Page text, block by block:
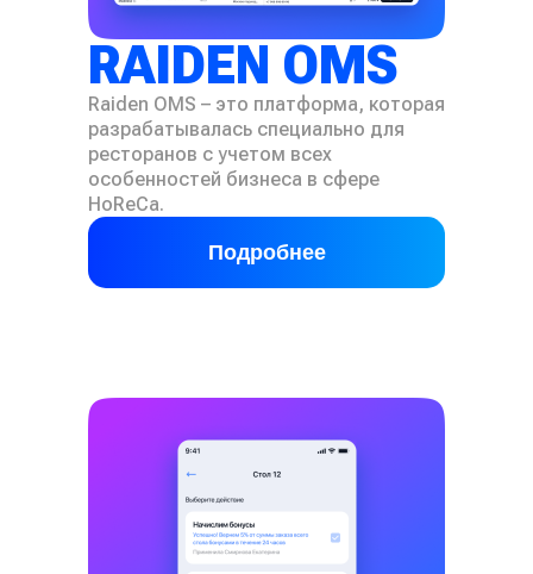
RAIDEN OMS
Raiden OMS – это платформа, которая
разрабатывалась специально для
ресторанов с учетом всех
особенностей бизнеса в сфере
HoReCa.
Подробнее